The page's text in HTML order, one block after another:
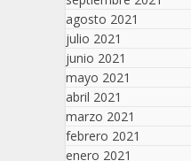
agosto 2021
julio 2021
junio 2021
mayo 2021
abril 2021
marzo 2021
febrero 2021
enero 2021